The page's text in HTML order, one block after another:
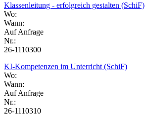
Klassenleitung - erfolgreich gestalten (SchiF)
Wo:
Wann:
Auf Anfrage
Nr.:
26-1110300
KI-Kompetenzen im Unterricht (SchiF)
Wo:
Wann:
Auf Anfrage
Nr.:
26-1110310